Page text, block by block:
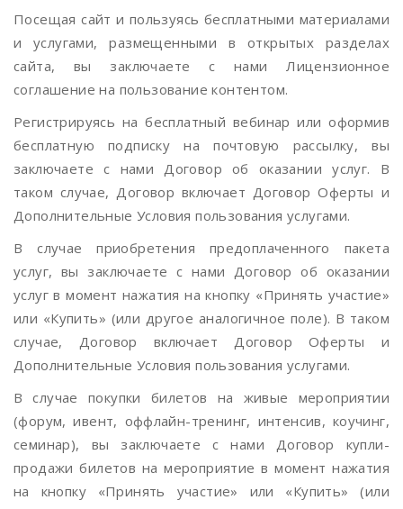
Посещая сайт и пользуясь бесплатными материалами
и услугами, размещенными в открытых разделах
сайта, вы заключаете с нами Лицензионное
соглашение на пользование контентом.
Регистрируясь на бесплатный вебинар или оформив
бесплатную подписку на почтовую рассылку, вы
заключаете с нами Договор об оказании услуг. В
таком случае, Договор включает Договор Оферты и
Дополнительные Условия пользования услугами.
В случае приобретения предоплаченного пакета
услуг, вы заключаете с нами Договор об оказании
услуг в момент нажатия на кнопку «Принять участие»
или «Купить» (или другое аналогичное поле). В таком
случае, Договор включает Договор Оферты и
Дополнительные Условия пользования услугами.
В случае покупки билетов на живые мероприятии
(форум, ивент, оффлайн-тренинг, интенсив, коучинг,
семинар), вы заключаете с нами Договор купли-
продажи билетов на мероприятие в момент нажатия
на кнопку «Принять участие» или «Купить» (или